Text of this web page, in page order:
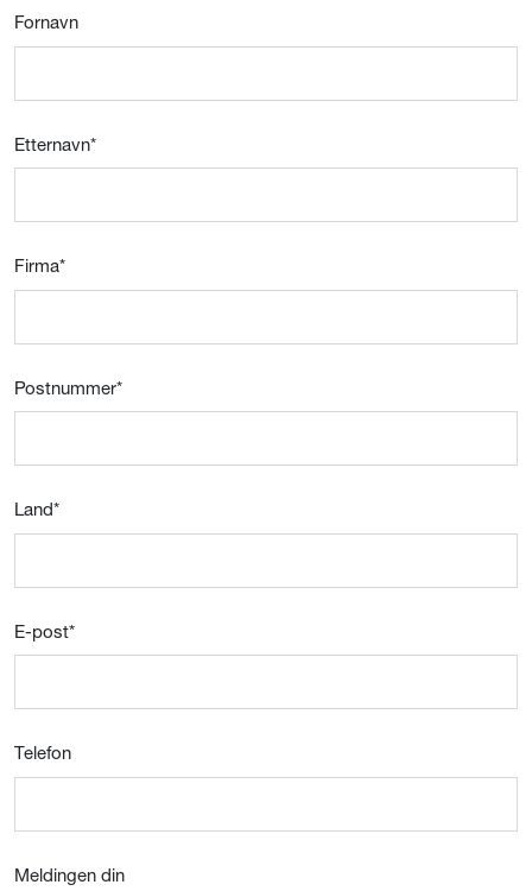
Fornavn
Etternavn*
Firma*
Postnummer*
Land*
E-post*
Telefon
Meldingen din